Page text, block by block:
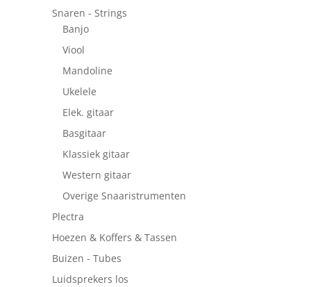
Snaren - Strings
Banjo
Viool
Mandoline
Ukelele
Elek. gitaar
Basgitaar
Klassiek gitaar
Western gitaar
Overige Snaaristrumenten
Plectra
Hoezen & Koffers & Tassen
Buizen - Tubes
Luidsprekers los